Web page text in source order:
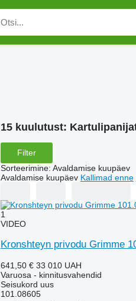
15 kuulutust:
Filter
Sorteerimine: Avaldamise kuupäev
Avaldamise kuupäev Kallimad enne
1
VIDEO
Kronshteyn privodu Grimme
641,50 € 33 010 UAH
Varuosa - kinnitusvahendid
Seisukord uus
101.08605